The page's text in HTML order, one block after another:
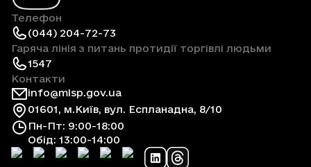
Телефон
(044) 204-72-73
Гаряча лінія з питань протидії торгівлі людьми
1547
Контакти
info@mlsp.gov.ua
01601, м.Київ, вул. Еспланадна, 8/10
Пн-Пт: 9:00-18:00
Обід: 13:00-14:00